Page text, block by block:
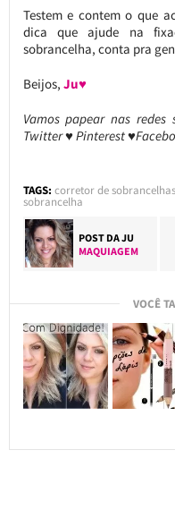
Testem e contem o que
dica que ajude na
sobrancelha, conta pra
Beijos, Ju♥
Vamos papear nas
Twitter ♥ Pinterest
TAGS: corretor de sobrancelhas
sobrancelha
POST DAJU
MAQUIAGEM
VOCÊ